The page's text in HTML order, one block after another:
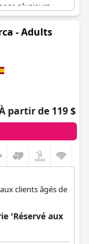
plusieurs
principale
conservant un
une
de piscine
Menorca
recherche de
- Adults
partir de 119 $
clients âgés de
'Réservé aux